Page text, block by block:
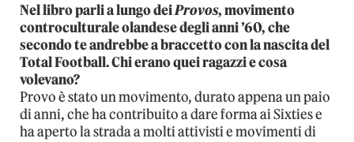
Nel libro parli a lungo deiProvos, movimento
controculturale olandese degli anni ’60, che
secondo te andrebbe a braccetto con la nascita del
Total Football. Chi erano quei ragazzi e cosa
volevano?
Provo è stato un movimento, durato appena un paio
di anni, che ha contribuito a dare forma ai Sixties e
ha aperto la strada a molti attivisti e movimenti di